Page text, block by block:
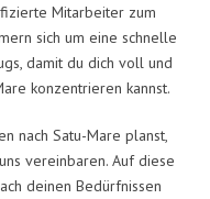
Mitarbeiter zum
sich um eine schnelle
damit du dich voll und
konzentrieren kannst.
nach Satu-Mare planst,
vereinbaren. Auf diese
deinen Bedürfnissen